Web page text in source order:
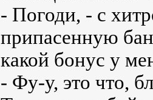
- Погоди, - с
припасенную
какой бонус у
- Фу-у, это что,